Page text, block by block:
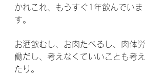
かれこれ、もうすぐ1年飲んでいま
す。
お酒飲むし、お肉たべるし、肉体労
働だし、考えなくていいことも考え
たり。